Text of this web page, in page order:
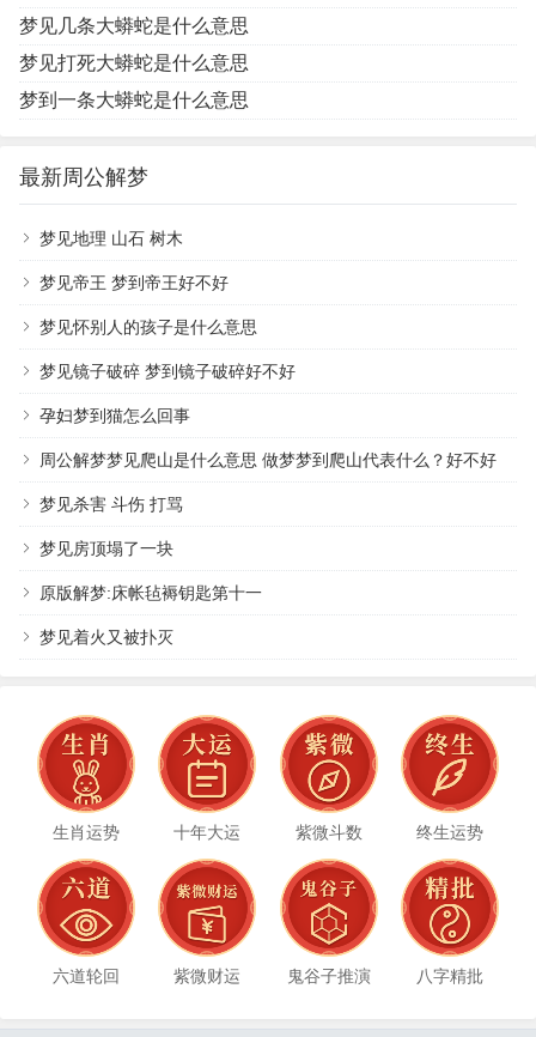
梦见几条大蟒蛇是什么意思
梦见打死大蟒蛇是什么意思
梦到一条大蟒蛇是什么意思
最新周公解梦
梦见地理 山石 树木
梦见帝王 梦到帝王好不好
梦见怀别人的孩子是什么意思
梦见镜子破碎 梦到镜子破碎好不好
孕妇梦到猫怎么回事
周公解梦梦见爬山是什么意思 做梦梦到爬山代表什么？好不好
梦见杀害 斗伤 打骂
梦见房顶塌了一块
原版解梦:床帐毡褥钥匙第十一
梦见着火又被扑灭
生肖运势 十年大运 紫微斗数 终生运势
六道轮回 紫微财运 鬼谷子推演 八字精批